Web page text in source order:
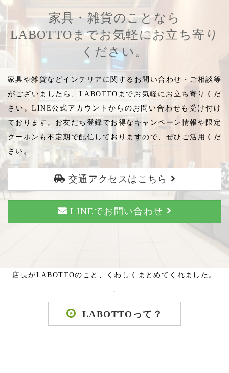
家具・雑貨のことなら
LABOTTOまでお気軽にお立ち寄り
ください。
家具や雑貨などインテリアに関するお問い合わせ・ご相談等
がございましたら、LABOTTOまでお気軽にお立ち寄りくだ
さい。LINE公式アカウントからのお問い合わせも受け付け
ております。お友だち登録でお得なキャンペーン情報や限定
クーポンも不定期で配信しておりますので、ぜひご活用くだ
さい。
交通アクセスはこちら
LINEでお問い合わせ
店長がLABOTTOのこと、くわしくまとめてくれました。
↓
LABOTTOって？